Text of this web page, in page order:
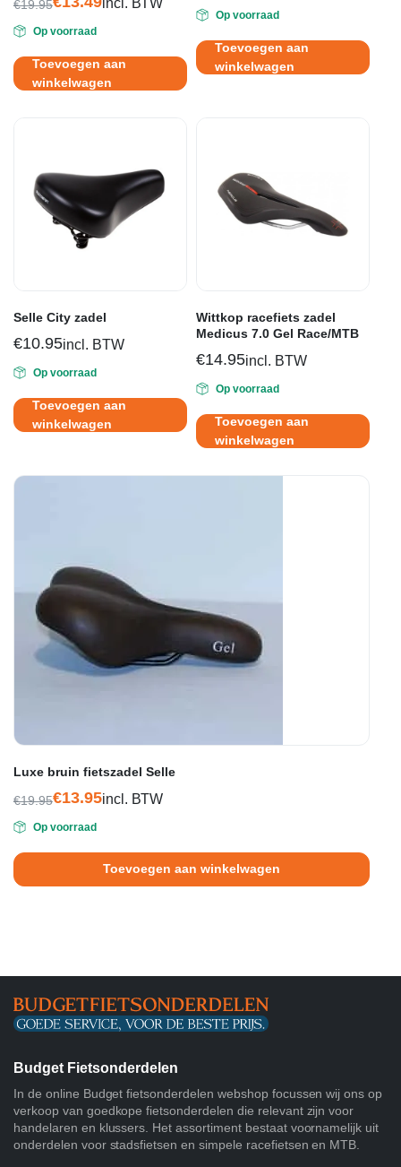
€19.95
prijs
was:
€19.95.
prijs
is:
€13.49.
Op voorraad
Toevoegen aan
winkelwagen
Op voorraad
Toevoegen aan
winkelwagen
Selle City zadel
€10.95incl. BTW
Op voorraad
Toevoegen aan
winkelwagen
Wittkop racefiets zadel
Medicus 7.0 Gel Race/MTB
€14.95incl. BTW
Op voorraad
Toevoegen aan
winkelwagen
Luxe bruin fietszadel Selle
€19.95
prijs
was:
€13.95
prijs
is:
incl. BTW
Op voorraad
Toevoegen aan winkelwagen
Budget Fietsonderdelen
In de online Budget fietsonderdelen webshop focussen wij ons op
verkoop van goedkope fietsonderdelen die relevant zijn voor
handelaren en klussers. Het assortiment bestaat voornamelijk uit
onderdelen voor stadsfietsen en simpele racefietsen en MTB.